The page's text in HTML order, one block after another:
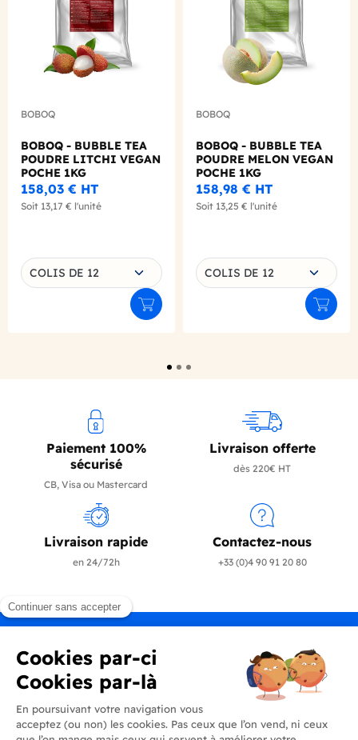
BOBOQ
BOBOQ - BUBBLE TEA
POUDRE LITCHI VEGAN
POCHE 1KG
158,03 € HT
Soit 13,17 € l'unité
Choisissez une déclinaison
COLIS DE 12
Ajouter au panier
BOBOQ
BOBOQ - BUBBLE TEA
POUDRE MELON VEGAN
POCHE 1KG
158,98 € HT
Soit 13,25 € l'unité
Choisissez une déclinaison
COLIS DE 12
Paiement 100%
sécurisé
CB, Visa ou Mastercard
Livraison offerte
dès 220€ HT
Livraison rapide
en 24/72h
Contactez-nous
+33 (0)4 90 91 20 80